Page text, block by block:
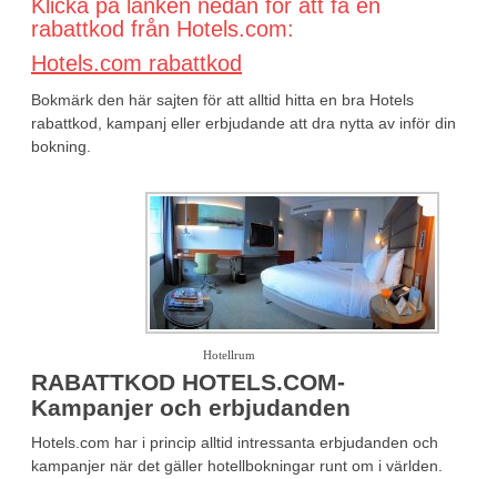
Klicka på länken nedan för att få en
rabattkod från Hotels.com:
Hotels.com rabattkod
Bokmärk den här sajten för att alltid hitta en bra Hotels
rabattkod, kampanj eller erbjudande att dra nytta av inför din
bokning.
Hotellrum
RABATTKOD HOTELS.COM-
Kampanjer och erbjudanden
Hotels.com har i princip alltid intressanta erbjudanden och
kampanjer när det gäller hotellbokningar runt om i världen.